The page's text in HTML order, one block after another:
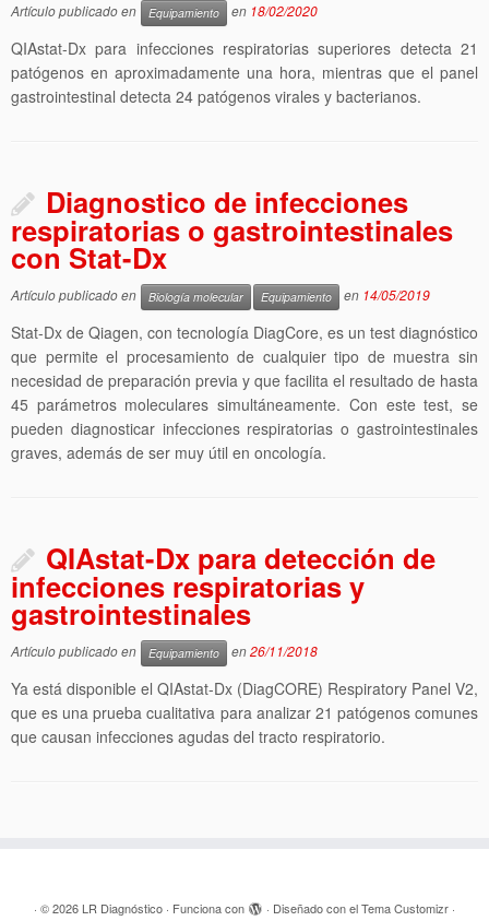
Artículo publicado en Equipamiento en 18/02/2020
QIAstat-Dx para infecciones respiratorias superiores detecta 21
patógenos en aproximadamente una hora, mientras que el panel
gastrointestinal detecta 24 patógenos virales y bacterianos.
Diagnostico de infecciones
respiratorias o gastrointestinales
con Stat-Dx
Artículo publicado en Biología molecular Equipamiento en 14/05/2019
Stat-Dx de Qiagen, con tecnología DiagCore, es un test diagnóstico
que permite el procesamiento de cualquier tipo de muestra sin
necesidad de preparación previa y que facilita el resultado de hasta
45 parámetros moleculares simultáneamente. Con este test, se
pueden diagnosticar infecciones respiratorias o gastrointestinales
graves, además de ser muy útil en oncología.
QIAstat-Dx para detección de
infecciones respiratorias y
gastrointestinales
Artículo publicado en Equipamiento en26/11/2018
Ya está disponible el QIAstat-Dx (DiagCORE) Respiratory Panel V2,
que es una prueba cualitativa para analizar 21 patógenos comunes
que causan infecciones agudas del tracto respiratorio.
· © 2026 LR Diagnóstico · Funciona con · Diseñado con elTema Customizr ·